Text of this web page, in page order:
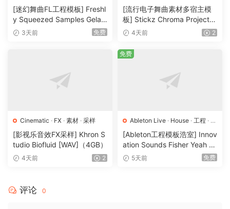
素材
采样
[迷幻舞曲FL工程模板] Freshl
y Squeezed Samples Gelar
di Template Essentials Vol.1
3天前 免费
· Logic Pro ·Pop · 工程· 素材
采样
[流行电子舞曲素材多宿主模
板] Stickz Chroma Project Fi
le Expansion（2.53GB）
4天前 2
Cinematic · FX · 素材 · 采样
[影视乐音效FX采样] Khron S
tudio Biofluid [WAV]（4GB）
4天前 2
Ableton Live · House · 工程 · 素
材
采样
[Ableton工程模板浩室] Innov
ation Sounds Fisher Yeah T
he Girls (Rmv Remake)（13
5天前 免费
免费
评论 0